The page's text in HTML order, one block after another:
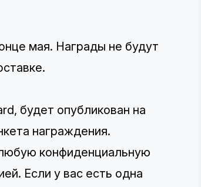
мая. Награды не будут
будет опубликован на
награждения.
конфиденциальную
Если у вас есть одна